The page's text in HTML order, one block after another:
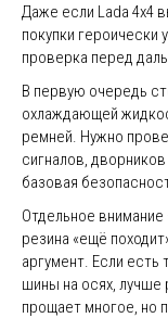
Даже если Lada 4x4
покупки героически
проверка перед
В первую очередь
охлаждающей
ремней. Нужно
сигналов,
базовая
Отдельное
резина «ещё
аргумент. Если
шины на осях,
прощает многое, но